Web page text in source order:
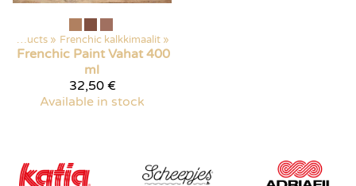
Products ‪» Frenchic kalkkimaalit ‪»
Frenchic Paint Vahat 400
ml
32,50 €
Available in stock